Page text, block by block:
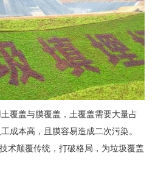
覆盖与膜覆盖，土覆盖需要大量占
成本高，且膜容易造成二次污染。
术颠覆传统，打破格局，为垃圾覆盖